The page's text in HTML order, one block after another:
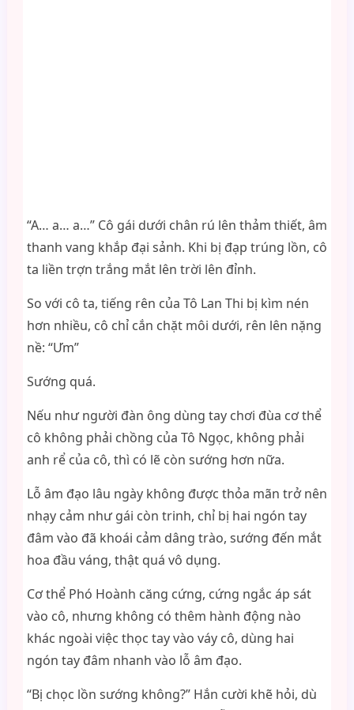
“A… a… a…” Cô gái dưới chân rú lên thảm thiết, âm
thanh vang khắp đại sảnh. Khi bị đạp trúng lồn, cô
ta liền trợn trắng mắt lên trời lên đỉnh.
So với cô ta, tiếng rên của Tô Lan Thi bị kìm nén
hơn nhiều, cô chỉ cắn chặt môi dưới, rên lên nặng
nề: “Ưm”
Sướng quá.
Nếu như người đàn ông dùng tay chơi đùa cơ thể
cô không phải chồng của Tô Ngọc, không phải
anh rể của cô, thì có lẽ còn sướng hơn nữa.
Lỗ âm đạo lâu ngày không được thỏa mãn trở nên
nhạy cảm như gái còn trinh, chỉ bị hai ngón tay
đâm vào đã khoái cảm dâng trào, sướng đến mắt
hoa đầu váng, thật quá vô dụng.
Cơ thể Phó Hoành căng cứng, cứng ngắc áp sát
vào cô, nhưng không có thêm hành động nào
khác ngoài việc thọc tay vào váy cô, dùng hai
ngón tay đâm nhanh vào lỗ âm đạo.
“Bị chọc lồn sướng không?” Hắn cười khẽ hỏi, dù